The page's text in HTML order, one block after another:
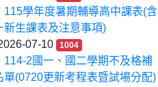
115學年度暑期輔導高中課表(含
新生課表及注意事項)
07-10
1004
114-2國一、國二學期不及格補
單(0720更新考程表暨試場分配)